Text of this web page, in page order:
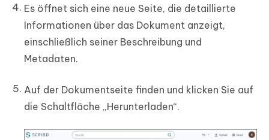
Es öffnet sich eine neue Seite, die detaillierte
Informationen über das Dokument anzeigt,
einschließlich seiner Beschreibung und
Metadaten.
Auf der Dokumentseite finden und klicken Sie auf
die Schaltfläche „Herunterladen“.